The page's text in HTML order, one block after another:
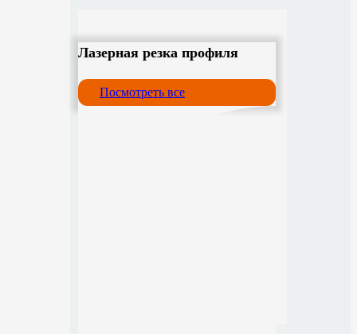
Лазерная резка профиля
Посмотреть все